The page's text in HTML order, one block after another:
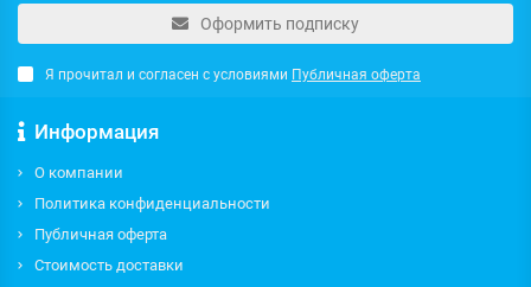
Оформить подписку
Я прочитал и согласен с условиями Публичная оферта
Информация
О компании
Политика конфиденциальности
Публичная оферта
Стоимость доставки